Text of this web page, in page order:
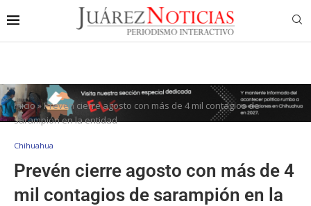
Inicio»Prevén cierre agosto con más de 4 mil contagios de
sarampión en la entidad
Chihuahua
Prevén cierre agosto con más de 4
mil contagios de sarampión en la